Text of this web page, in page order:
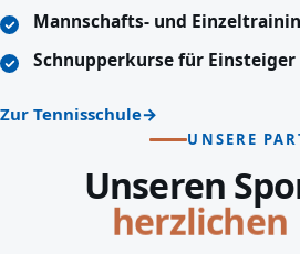
Mannschafts- und
Schnupperkurse für Einsteiger
Zur Tennisschule
UNSERE
Unseren
lieben